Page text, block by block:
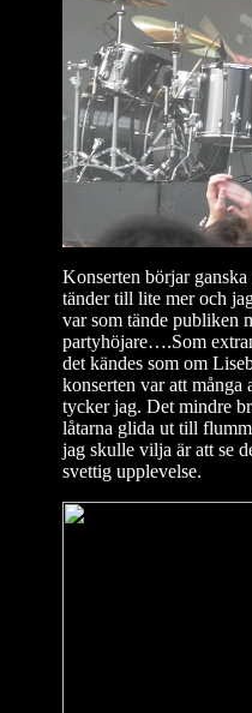
Konserten börjar
tänder till lite mer och
var som tände publiken
partyhöjare….Som
det kändes som om
konserten var att
tycker jag. Det mindre
låtarna glida ut till
jag skulle vilja är att se
svettig upplevelse.